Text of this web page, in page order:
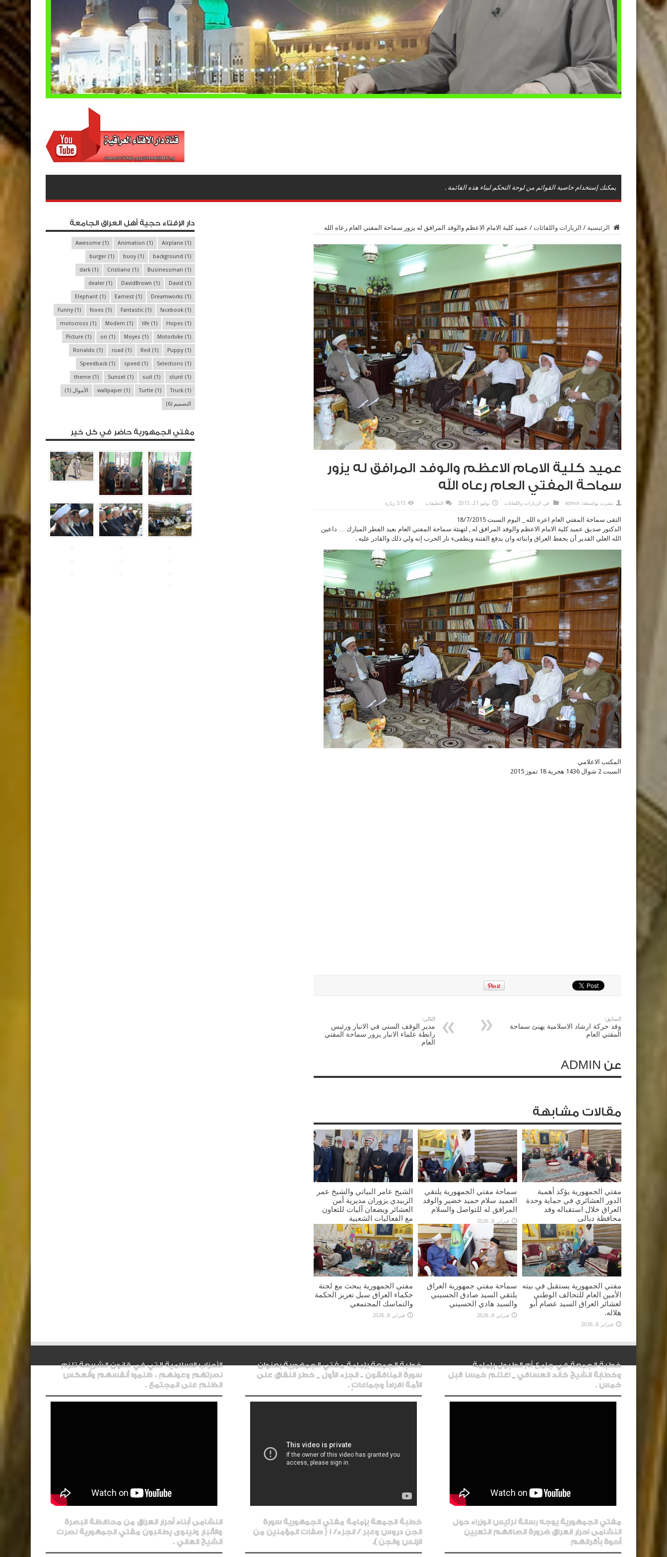
يمكنك إستخدام خاصية القوائم من لوحة التحكم لبناء هذه القائمة .
الرئيسية / الزيارات واللقائات / عميد كلية الامام الاعظم والوفد المرافق له يزور سماحة المفتي العام رعاه الله
عميد كلية الامام الاعظم والوفد المرافق له يزور
سماحة المفتي العام رعاه الله
نشرت بواسطة: admin في الزيارات واللقائات يوليو 21, 2015 التعليقات
والوفد
المرافق
له
سماحة
العام
رعاه
مغلقة
515 زيارة
التقى سماحة المفتي العام اعزه الله _ اليوم السبت 18/7/2015
الدكتور صديق عميد كلية الامام الاعظم والوفد المرافق له , لتهنئة سماحة المفتي العام بعيد الفطر المبارك … داعين
الله العلي القدير أن يحفظ العراق وابنائه وان يدفع الفتنة ويطفىء نار الحرب إنه ولي ذلك والقادر عليه .
المكتب الاعلامي
السبت 2 شوال 1436 هجرية 18 تموز 2015
السابق:
وفد حركة ارشاد الاسلامية يهنئ سماحة
المفتي العام
التالي:
مدير الوقف السني في الانبار ورئيس
رابطة علماء الانبار يزور سماحة المفتي
العام
عن ADMIN
مقالات مشابهة
مفتي الجمهورية يؤكد أهمية
الدور العشائري في حماية وحدة
العراق خلال استقباله وفد
محافظة ديالى
فبراير 8, 2026
سماحة مفتي الجمهورية يلتقي
العميد سلام حميد خضير والوفد
المرافق له للتواصل والسلام
فبراير 8, 2026
الشيخ عامر البياتي والشيخ عمر
الزبيدي يزوران مديرية أمن
العشائر ويضعان آليات للتعاون
مع الفعاليات الشعبية
فبراير 8, 2026
مفتي الجمهورية يستقبل في بيته
الأمين العام للتحالف الوطني
لعشائر العراق السيد عصام أبو
هلاله.
فبراير 8, 2026
سماحة مفتي جمهورية العراق
يلتقي السيد صادق الحسيني
والسيد هادي الحسيني
فبراير 8, 2026
مفتي الجمهورية يبحث مع لجنة
حكماء العراق سبل تعزيز الحكمة
والتماسك المجتمعي
فبراير 8, 2026
دار الإفتاء حجية أهل العراق الجامعة
Airplane (1)
Animation (1)
Awesome (1)
background (1)
buoy(1)
burger (1)
Businessman (1)
Cristiano (1)
dark (1)
David (1)
DavidBrown (1)
dealer (1)
Dreamworks (1)
Earnest (1)
Elephant (1)
facebook (1)
Fantastic (1)
foxes (1)
Funny(1)
Hopes (1)
life (1)
Modern (1)
motocross (1)
Motorbike (1)
Moyes (1)
on (1)
Picture (1)
Puppy(1)
Red (1)
road (1)
Ronaldo (1)
Selections (1)
speed (1)
Speedback (1)
stunt (1)
suit (1)
Sunset (1)
theme (1)
Truck (1)
Turtle (1)
wallpaper (1) الأموال (1)
التصميم (6)
مفتي الجمهورية حاضر في كل خير
خطبة الجمعة في جامع أم الطبول بإمامة
وخطابة الشيخ خالد العسافي _ اغتنم خمسا قبل
خمس .
مفتي الجمهورية يوجه رسالة لرئيس الوزراء حول
النشامى احرار العراق ضرورة انصافهم التعيين
أسوة بأقرانهم
خطبة الجمعة بإمامة مفتي الجمهورية بعنوان
سورة المنافقون .. الجزء الأول _ خطر النفاق على
الأمة افراداً وجماعاتٍ .
خطبة الجمعة بإمامة مفتي الجمهورية سورة
الجن دروس وعبر / الجزء/ 1 { صفات المؤمنين من
الإنس والجن ).
الأحزاب الاسلامية التي في قانون الشريعة تلزم
نصرتهم وعونهم ، ظلموا أنفسهم وأنعكس
الظلم على المجتمع .
النشامى أبناء أحرار العراق من محافظة البصرة
والأنبار ونينوى يطالبون مفتي الجمهورية نصرت
الشيخ العاني .